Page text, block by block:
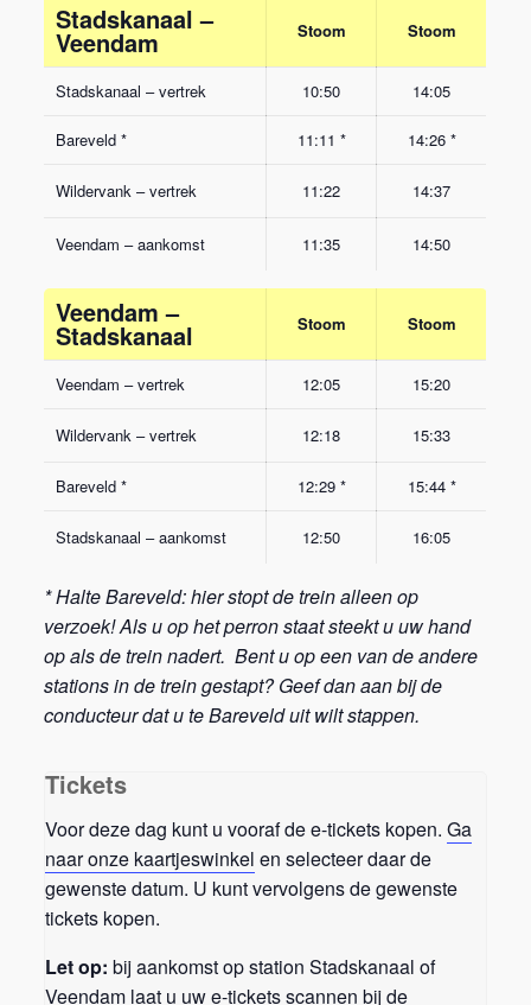
Stadskanaal –
Veendam Stoom Stoom
Stadskanaal – vertrek 10:50 14:05
Bareveld * 11:11 * 14:26 *
Wildervank – vertrek 11:22 14:37
Veendam – aankomst 11:35 14:50
Veendam –
Stadskanaal Stoom Stoom
Veendam – vertrek 12:05 15:20
Wildervank – vertrek 12:18 15:33
Bareveld * 12:29 * 15:44 *
Stadskanaal – aankomst 12:50 16:05
* Halte Bareveld: hier stopt de trein alleen op
verzoek! Als u op het perron staat steekt u uw hand
op als de trein nadert. Bent u op een van de andere
stations in de trein gestapt? Geef dan aan bij de
conducteur dat u te Bareveld uit wilt stappen.
Tickets
Voor deze dag kunt u vooraf de e-tickets kopen.Ga
naar onze kaartjeswinkel en selecteer daar de
gewenste datum. U kunt vervolgens de gewenste
tickets kopen.
Let op: bij aankomst op station Stadskanaal of
Veendam laat u uw e-tickets scannen bij de